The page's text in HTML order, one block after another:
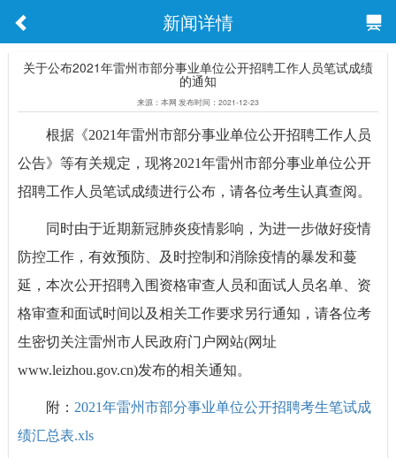
新闻详情
关于公布2021年雷州市部分事业单位公开招聘工作人员笔试成绩
的通知
来源：本网 发布时间：2021-12-23
根据《2021年雷州市部分事业单位公开招聘工作人员
公告》等有关规定，现将2021年雷州市部分事业单位公开
招聘工作人员笔试成绩进行公布，请各位考生认真查阅。
同时由于近期新冠肺炎疫情影响，为进一步做好疫情
防控工作，有效预防、及时控制和消除疫情的暴发和蔓
延，本次公开招聘入围资格审查人员和面试人员名单、资
格审查和面试时间以及相关工作要求另行通知，请各位考
生密切关注雷州市人民政府门户网站(网址
www.leizhou.gov.cn)发布的相关通知。
附： 2021年雷州市部分事业单位公开招聘考生笔试成
绩汇总表.xls